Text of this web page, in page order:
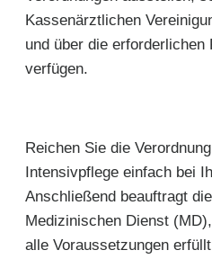
Kassenärztlichen
und über die erforderlichen
verfügen.
Reichen Sie die
Intensivpflege einfach bei
Anschließend beauftragt
Medizinischen Dienst
alle Voraussetzungen